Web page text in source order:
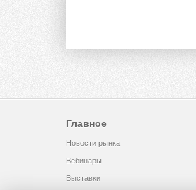
Главное
Новости рынка
Вебинары
Выставки